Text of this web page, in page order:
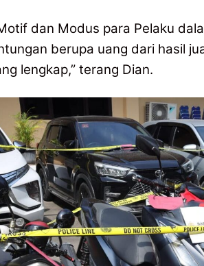
dan Modus para Pelaku
berupa uang dari hasil
lengkap,” terang Dian.